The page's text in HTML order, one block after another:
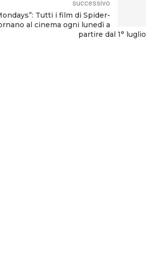
successivo
Tutti i film di Spider-
al cinema ogni lunedì a
partire dal 1° luglio